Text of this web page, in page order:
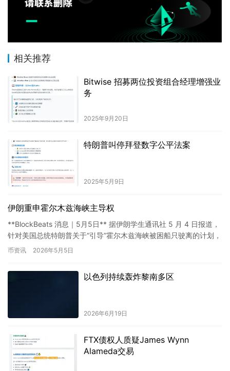
相关推荐
Bitwise 招募两位投资组合经理增强业
务
2025年9月20日
特朗普叫停拜登数字公平法案
2025年5月9日
伊朗重申霍尔木兹海峡主导权
**BlockBeats 消息｜5月5日** 据伊朗学生通讯社 5 月 4 日报道，
针对美国总统特朗普关于“引导”霍尔木兹海峡被困船只驶离的计划，
伊朗议会国家安全与外交政策委员会发…
币资讯 2026年5月5日
以色列持续轰炸黎南多区
2026年6月19日
FTX债权人质疑James Wynn
Alameda交易